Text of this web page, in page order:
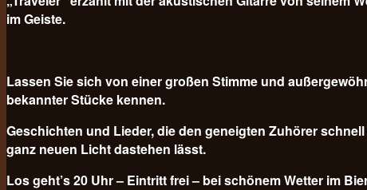
im Geiste.
Lassen Sie sich von einer großen Stimme und
bekannter Stücke kennen.
Geschichten und Lieder, die den geneigten Zuhörer
ganz neuen Licht dastehen lässt.
Los geht’s 20 Uhr – Eintritt frei – bei schönem Wetter im